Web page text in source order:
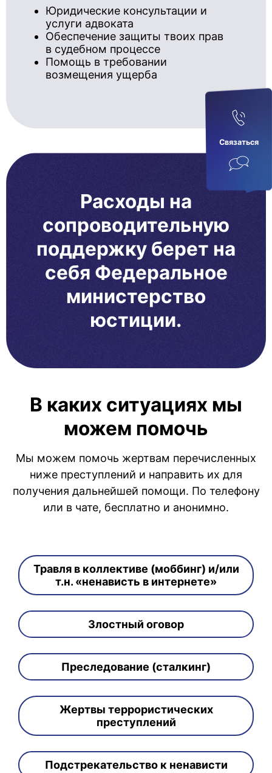
Связаться
Юридические консультации и
услуги адвоката
Обеспечение защиты твоих прав
в судебном процессе
Помощь в требовании
возмещения ущерба
Расходы на
сопроводительную
поддержку берет на
себя Федеральное
министерство
юстиции.
В каких ситуациях мы
можем помочь
Мы можем помочь жертвам перечисленных
ниже преступлений и направить их для
получения дальнейшей помощи. По телефону
или в чате, бесплатно и анонимно.
Травля в коллективе (моббинг) и/или
т.н. «ненависть в интернете»
Злостный оговор
Преследование (сталкинг)
Жертвы террористических
преступлений
Подстрекательство к ненависти